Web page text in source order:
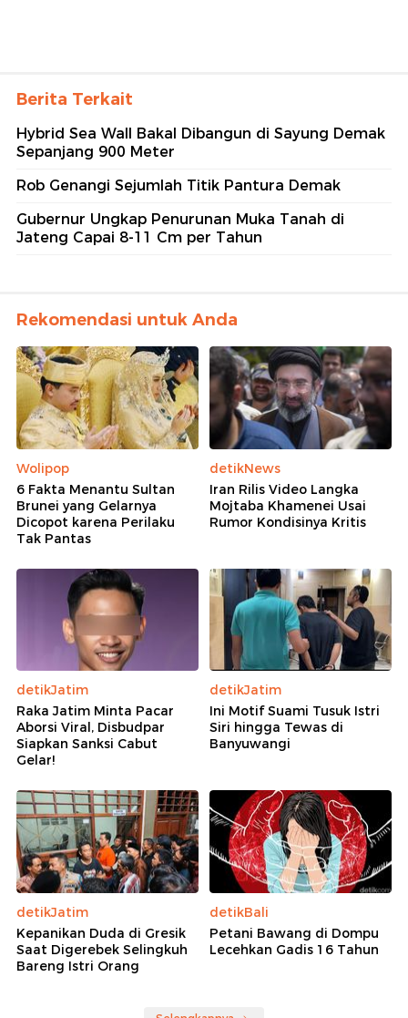
Berita Terkait
Hybrid Sea Wall Bakal Dibangun di Sayung Demak
Sepanjang 900 Meter
Rob Genangi Sejumlah Titik Pantura Demak
Gubernur Ungkap Penurunan Muka Tanah di
Jateng Capai 8-11 Cm per Tahun
Rekomendasi untuk Anda
Wolipop
6 Fakta Menantu Sultan
Brunei yang Gelarnya
Dicopot karena Perilaku
Tak Pantas
detikNews
Iran Rilis Video Langka
Mojtaba Khamenei Usai
Rumor Kondisinya Kritis
detikJatim
Raka Jatim Minta Pacar
Aborsi Viral, Disbudpar
Siapkan Sanksi Cabut
Gelar!
detikJatim
Ini Motif Suami Tusuk Istri
Siri hingga Tewas di
Banyuwangi
detikJatim
Kepanikan Duda di Gresik
Saat Digerebek Selingkuh
Bareng Istri Orang
detikBali
Petani Bawang di Dompu
Lecehkan Gadis 16 Tahun